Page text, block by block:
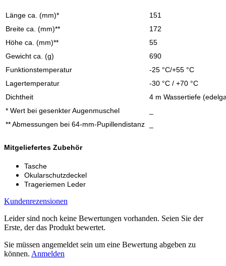
Länge ca. (mm)*
151
Breite ca. (mm)**
172
Höhe ca. (mm)**
55
Gewicht ca. (g)
690
Funktionstemperatur
-25 °C/+55 °C
Lagertemperatur
-30 °C / +70 °C
Dichtheit
4 m Wassertiefe
* Wert bei gesenkter Augenmuschel
** Abmessungen bei 64-mm-Pupillendistanz
Mitgeliefertes Zubehör
Tasche
Okularschutzdeckel
Trageriemen Leder
Kundenrezensionen
Leider sind noch keine Bewertungen vorhanden. Seien Sie der
Erste, der das Produkt bewertet.
Sie müssen angemeldet sein um eine Bewertung abgeben zu
können. Anmelden